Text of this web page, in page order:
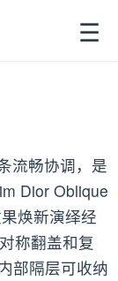
☰
流畅协调，是
Dior Oblique
焕新演绎经
称翻盖和复
部隔层可收纳